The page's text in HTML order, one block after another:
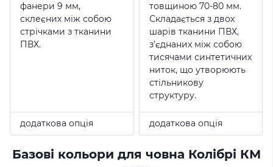
фанери 9 мм,
склеєних між собою
стрічками з тканини
ПВХ.
додаткова опція
товщиною 70-80 мм.
Складається з двох
шарів тканини ПВХ,
з’єднаних між собою
тисячами синтетичних
ниток, що утворюють
стільникову
структуру.
додаткова опція
Базові кольори для човна Колібрі КМ